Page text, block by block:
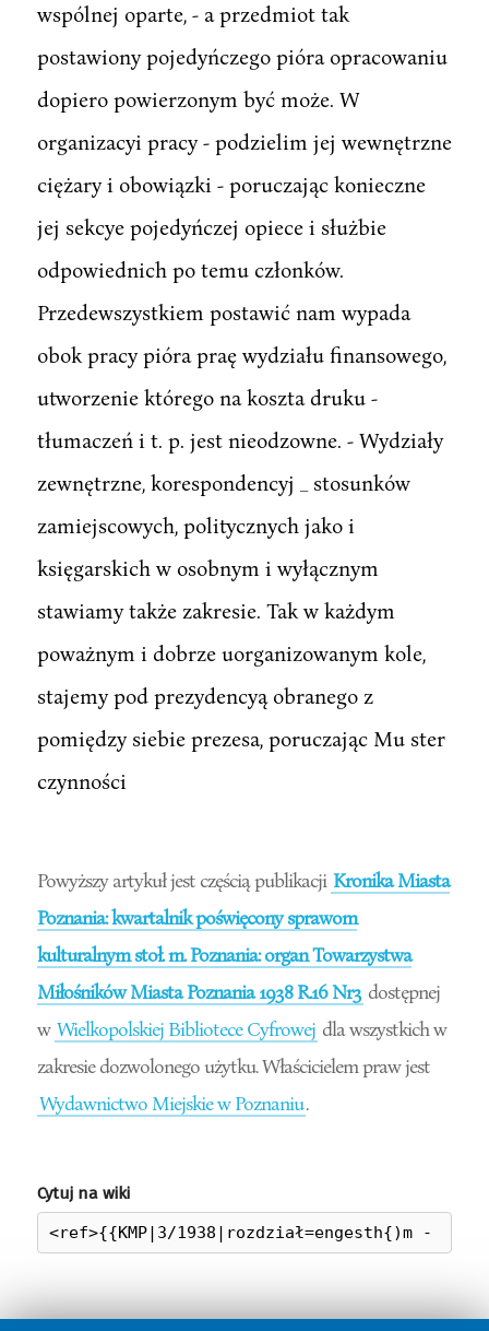
wspólnej oparte, - a przedmiot tak
postawiony pojedyńczego pióra opracowaniu
dopiero powierzonym być może. W
organizacyi pracy - podzielim jej wewnętrzne
ciężary i obowiązki - poruczając konieczne
jej sekcye pojedyńczej opiece i służbie
odpowiednich po temu członków.
Przedewszystkiem postawić nam wypada
obok pracy pióra praę wydziału finansowego,
utworzenie którego na koszta druku -
tłumaczeń i t. p. jest nieodzowne. - Wydziały
zewnętrzne, korespondencyj _ stosunków
zamiejscowych, politycznych jako i
księgarskich w osobnym i wyłącznym
stawiamy także zakresie. Tak w każdym
poważnym i dobrze uorganizowanym kole,
stajemy pod prezydencyą obranego z
pomiędzy siebie prezesa, poruczając Mu ster
czynności
Powyższy artykuł jest częścią publikacji Kronika Miasta
Poznania: kwartalnik poświęcony sprawom
kulturalnym stoł. m. Poznania: organ Towarzystwa
Miłośników Miasta Poznania 1938 R.16 Nr3 dostępnej
w Wielkopolskiej Bibliotece Cyfrowej dla wszystkich w
zakresie dozwolonego użytku. Właścicielem praw jest
Wydawnictwo Miejskie w Poznaniu.
Cytuj na wiki